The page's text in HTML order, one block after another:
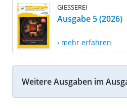
GIESSEREI
Ausgabe 5 (2026)
› mehr erfahren
Weitere Ausgaben im